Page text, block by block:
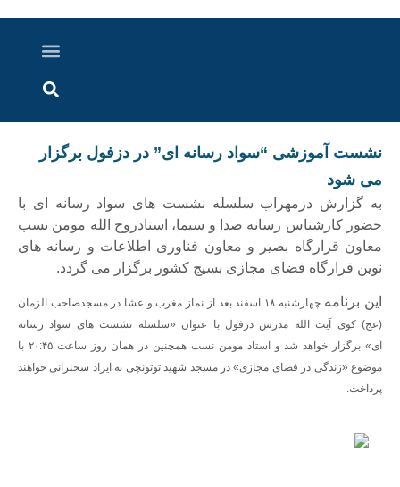
نشست آموزشی “سواد رسانه ای” در دزفول برگزار
می شود
به گزارش دزمهراب سلسله نشست های سواد رسانه ای با
حضور کارشناس رسانه صدا و سیما، استادروح الله مومن نسب
معاون قرارگاه بصیر و معاون فناوری اطلاعات و رسانه های
نوین قرارگاه فضای مجازی بسیج کشور برگزار می گردد.
این برنامه
چهارشنبه ۱۸ اسفند بعد از نماز مغرب و عشا در مسجدصاحب الزمان
(عج) کوی آیت الله مدرس دزفول با عنوان «سلسله نشست های سواد رسانه
ای» برگزار خواهد شد و استاد مومن نسب همچنین در همان روز
ساعت ۲۰:۴۵ با
موضوع «زندگی در فضای مجازی» در مسجد شهید توتونچی به ایراد سخنرانی خواهند
پرداخت.